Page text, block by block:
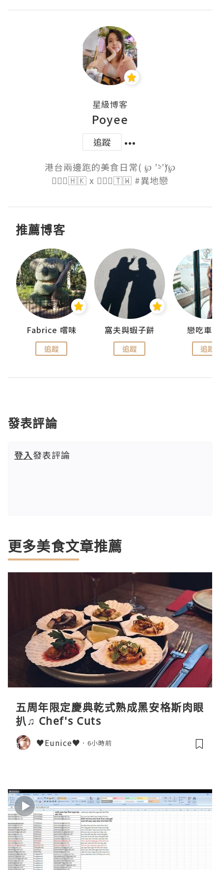
星級博客
Poyee
追蹤
港台兩邊跑的美食日常( ℘ '̀-'́)℘
🙋🏻‍♀️🇭🇰 x 🙋🏽‍♂️🇹🇼 #異地戀
推薦博客
Fabrice 嚐味
追蹤
窩夫與蝦子餅
追蹤
戀吃車
追蹤
發表評論
登入發表評論
更多美食文章推薦
五周年限定慶典乾式熟成黑安格斯肉眼
扒♫ Chef's Cuts
♥Eunice♥ 6小時前